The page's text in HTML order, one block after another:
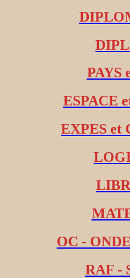
PAYS
ESPACE
EXPES et
OC -
RAF -